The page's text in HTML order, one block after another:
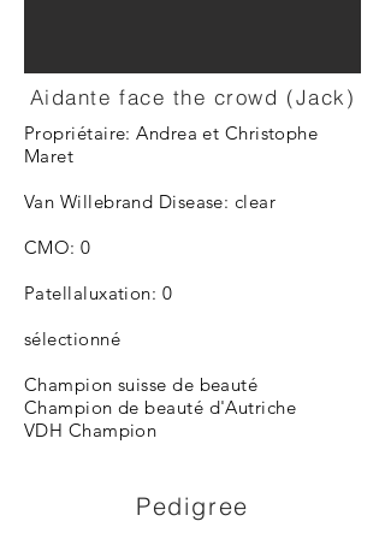
Aidante face the crowd (Jack)
Propriétaire: Andrea et Christophe
Maret
Van Willebrand Disease: clear
CMO: 0
Patellaluxation: 0
sélectionné
Champion suisse de beauté
Champion de beauté d'Autriche
VDH Champion
Pedigree